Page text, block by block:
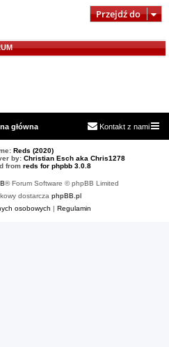
Przejdź do
główna Kontakt z nami
Reds (2020)
by: Christian Esch aka Chris1278
from reds for phpbb 3.0.8
® Forum Software © phpBB Limited
dostarcza phpBB.pl
osobowych | Regulamin